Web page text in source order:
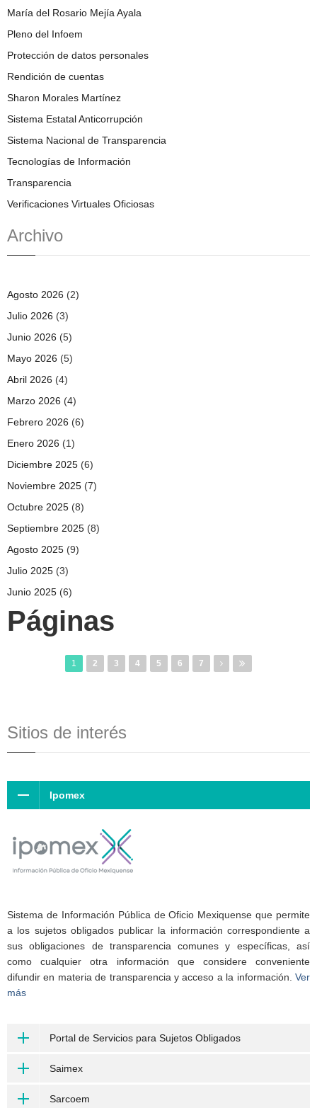
María del Rosario Mejía Ayala
Pleno del Infoem
Protección de datos personales
Rendición de cuentas
Sharon Morales Martínez
Sistema Estatal Anticorrupción
Sistema Nacional de Transparencia
Tecnologías de Información
Transparencia
Verificaciones Virtuales Oficiosas
Archivo
Agosto 2026 (2)
Julio 2026 (3)
Junio 2026 (5)
Mayo 2026 (5)
Abril 2026 (4)
Marzo 2026 (4)
Febrero 2026 (6)
Enero 2026 (1)
Diciembre 2025 (6)
Noviembre 2025 (7)
Octubre 2025 (8)
Septiembre 2025 (8)
Agosto 2025 (9)
Julio 2025 (3)
Junio 2025 (6)
Páginas
1 2 3 4 5 6 7
Sitios de interés
Ipomex
Sistema de Información Pública de Oficio Mexiquense que permite
a los sujetos obligados publicar la información correspondiente a
sus obligaciones de transparencia comunes y específicas, así
como cualquier otra información que considere conveniente
difundir en materia de transparencia y acceso a la información. Ver
más
Portal de Servicios para Sujetos Obligados
Saimex
Sarcoem